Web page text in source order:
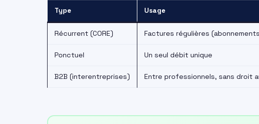
Type Usage
Récurrent (CORE) Factures régulières
Ponctuel Un seul débit unique
B2B (interentreprises) Entre professionnels, sans droit